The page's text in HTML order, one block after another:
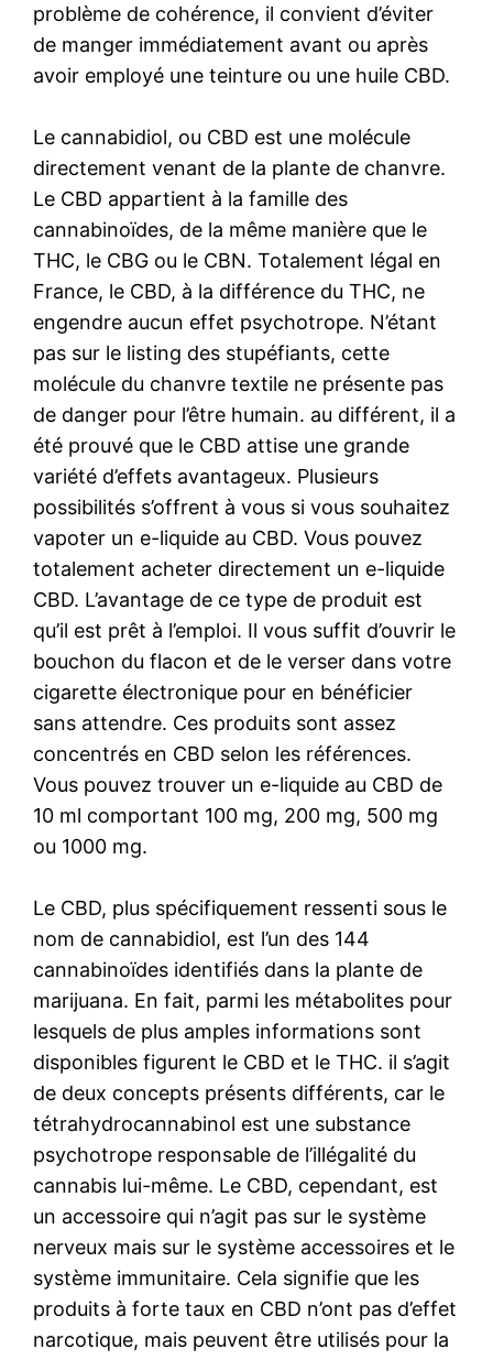
problème de cohérence, il convient d’éviter
de manger immédiatement avant ou après
avoir employé une teinture ou une huile CBD.
Le cannabidiol, ou CBD est une molécule
directement venant de la plante de chanvre.
Le CBD appartient à la famille des
cannabinoïdes, de la même manière que le
THC, le CBG ou le CBN. Totalement légal en
France, le CBD, à la différence du THC, ne
engendre aucun effet psychotrope. N’étant
pas sur le listing des stupéfiants, cette
molécule du chanvre textile ne présente pas
de danger pour l’être humain. au différent, il a
été prouvé que le CBD attise une grande
variété d’effets avantageux. Plusieurs
possibilités s’offrent à vous si vous souhaitez
vapoter un e-liquide au CBD. Vous pouvez
totalement acheter directement un e-liquide
CBD. L’avantage de ce type de produit est
qu’il est prêt à l’emploi. Il vous suffit d’ouvrir le
bouchon du flacon et de le verser dans votre
cigarette électronique pour en bénéficier
sans attendre. Ces produits sont assez
concentrés en CBD selon les références.
Vous pouvez trouver un e-liquide au CBD de
10 ml comportant 100 mg, 200 mg, 500 mg
ou 1000 mg.
Le CBD, plus spécifiquement ressenti sous le
nom de cannabidiol, est l’un des 144
cannabinoïdes identifiés dans la plante de
marijuana. En fait, parmi les métabolites pour
lesquels de plus amples informations sont
disponibles figurent le CBD et le THC. il s’agit
de deux concepts présents différents, car le
tétrahydrocannabinol est une substance
psychotrope responsable de l’illégalité du
cannabis lui-même. Le CBD, cependant, est
un accessoire qui n’agit pas sur le système
nerveux mais sur le système accessoires et le
système immunitaire. Cela signifie que les
produits à forte taux en CBD n’ont pas d’effet
narcotique, mais peuvent être utilisés pour la